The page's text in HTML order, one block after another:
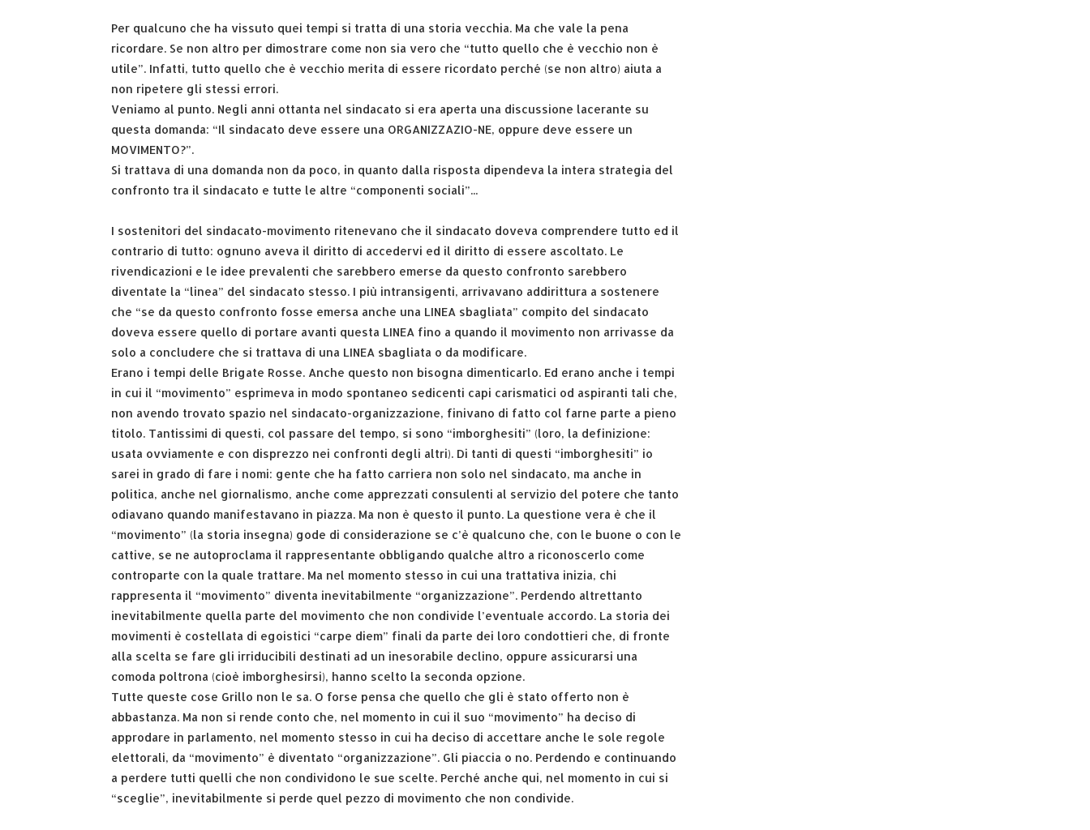
Per qualcuno che ha vissuto quei tempi si tratta di una storia vecchia. Ma che vale la pena
ricordare. Se non altro per dimostrare come non sia vero che “tutto quello che è vecchio non è
utile”. Infatti, tutto quello che è vecchio merita di essere ricordato perché (se non altro) aiuta a
non ripetere gli stessi errori.
Veniamo al punto. Negli anni ottanta nel sindacato si era aperta una discussione lacerante su
questa domanda: “Il sindacato deve essere una ORGANIZZAZIO-NE, oppure deve essere un
MOVIMENTO?”.
Si trattava di una domanda non da poco, in quanto dalla risposta dipendeva la intera strategia del
confronto tra il sindacato e tutte le altre “componenti sociali”...
I sostenitori del sindacato-movimento ritenevano che il sindacato doveva comprendere tutto ed il
contrario di tutto: ognuno aveva il diritto di accedervi ed il diritto di essere ascoltato. Le
rivendicazioni e le idee prevalenti che sarebbero emerse da questo confronto sarebbero
diventate la “linea” del sindacato stesso. I più intransigenti, arrivavano addirittura a sostenere
che “se da questo confronto fosse emersa anche una LINEA sbagliata” compito del sindacato
doveva essere quello di portare avanti questa LINEA fino a quando il movimento non arrivasse da
solo a concludere che si trattava di una LINEA sbagliata o da modificare.
Erano i tempi delle Brigate Rosse. Anche questo non bisogna dimenticarlo. Ed erano anche i tempi
in cui il “movimento” esprimeva in modo spontaneo sedicenti capi carismatici od aspiranti tali che,
non avendo trovato spazio nel sindacato-organizzazione, finivano di fatto col farne parte a pieno
titolo. Tantissimi di questi, col passare del tempo, si sono “imborghesiti” (loro, la definizione:
usata ovviamente e con disprezzo nei confronti degli altri). Di tanti di questi “imborghesiti” io
sarei in grado di fare i nomi: gente che ha fatto carriera non solo nel sindacato, ma anche in
politica, anche nel giornalismo, anche come apprezzati consulenti al servizio del potere che tanto
odiavano quando manifestavano in piazza. Ma non è questo il punto. La questione vera è che il
“movimento” (la storia insegna) gode di considerazione se c’è qualcuno che, con le buone o con le
cattive, se ne autoproclama il rappresentante obbligando qualche altro a riconoscerlo come
controparte con la quale trattare. Ma nel momento stesso in cui una trattativa inizia, chi
rappresenta il “movimento” diventa inevitabilmente “organizzazione”. Perdendo altrettanto
inevitabilmente quella parte del movimento che non condivide l’eventuale accordo. La storia dei
movimenti è costellata di egoistici “carpe diem” finali da parte dei loro condottieri che, di fronte
alla scelta se fare gli irriducibili destinati ad un inesorabile declino, oppure assicurarsi una
comoda poltrona (cioè imborghesirsi), hanno scelto la seconda opzione.
Tutte queste cose Grillo non le sa. O forse pensa che quello che gli è stato offerto non è
abbastanza. Ma non si rende conto che, nel momento in cui il suo “movimento” ha deciso di
approdare in parlamento, nel momento stesso in cui ha deciso di accettare anche le sole regole
elettorali, da “movimento” è diventato “organizzazione”. Gli piaccia o no. Perdendo e continuando
a perdere tutti quelli che non condividono le sue scelte. Perché anche qui, nel momento in cui si
“sceglie”, inevitabilmente si perde quel pezzo di movimento che non condivide.